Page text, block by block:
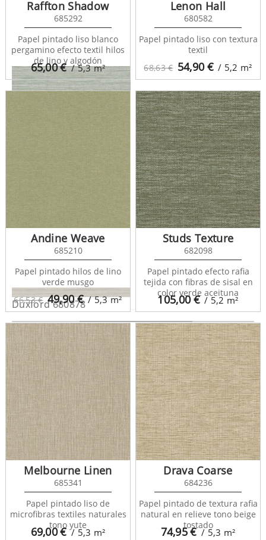
Duxford 680878
65,00€ / 5,3m²
Raffton Shadow
685292
Papel pintado liso blanco
pergamino efecto textil hilos
de lino y algodón
68,63 € 54,90€ / 5,2 m²
Lenon Hall
680582
Papel pintado liso con textura
textil
66,53 € 49,90€ / 5,3m²
Andine Weave
685210
Papel pintado hilos de lino
verde musgo
105,00€ / 5,2 m²
Studs Texture
682098
Papel pintado efecto rafia
tejida con fibras de sisal en
color verde aceituna
69,00€ / 5,3 m²
Melbourne Linen
685341
Papel pintado liso de
microfibras textiles naturales
tono yute
74,95€ / 5,3 m²
Drava Coarse
684236
Papel pintado de textura rafia
natural en relieve tono beige
tostado